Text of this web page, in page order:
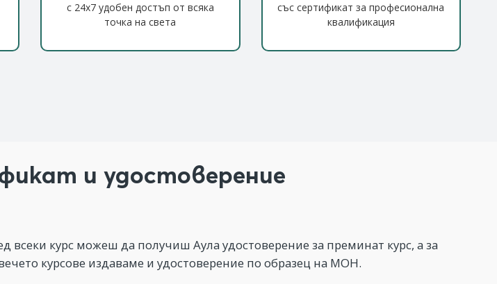
с 24x7 удобен достъп от всяка
точка на света
със сертификат за професионална
квалификация
и удостоверение
всеки курс можеш да получиш Аула удостоверение за преминат курс, а за
курсове издаваме и удостоверение по образец на МОН.